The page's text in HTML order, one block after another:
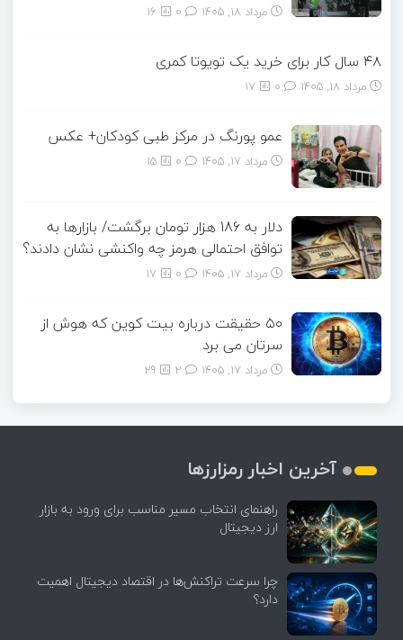
مرداد ۱۸, ۱۴۰۵ 16
۴۸ سال کار برای خرید یک تویوتا کمری
مرداد ۱۸, ۱۴۰۵ 17
عمو پورنگ در مرکز طبی کودکان+ عکس
مرداد ۱۷, ۱۴۰۵ 15
دلار به 186 هزار تومان برگشت/ بازارها به
توافق احتمالی هرمز چه واکنشی نشان دادند؟
مرداد ۱۷, ۱۴۰۵ 17
۵۰ حقیقت درباره بیت کوین که هوش از
سرتان می برد
مرداد ۱۷, ۱۴۰۵ 29
آخرین اخبار رمزارزها
راهنمای انتخاب مسیر مناسب برای ورود به بازار
ارز دیجیتال
چرا سرعت تراکنش‌ها در اقتصاد دیجیتال اهمیت
دارد؟